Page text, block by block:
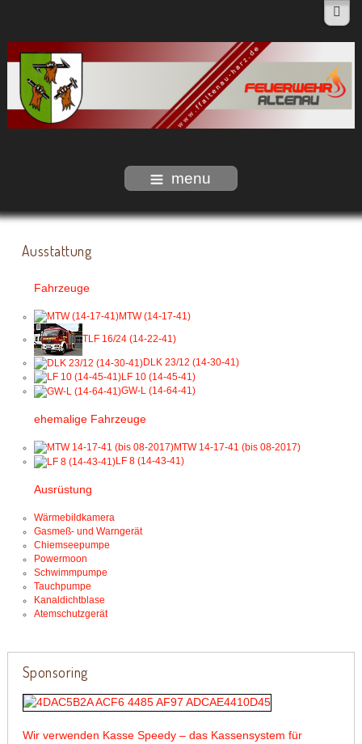
menu
Ausstattung
Fahrzeuge
MTW (14-17-41)
TLF 16/24 (14-22-41)
DLK 23/12 (14-30-41)
LF 10 (14-45-41)
GW-L (14-64-41)
ehemalige Fahrzeuge
MTW 14-17-41 (bis 08-2017)
LF 8 (14-43-41)
Ausrüstung
Wärmebildkamera
Gasmeß- und Warngerät
Chiemseepumpe
Powermoon
Schwimmpumpe
Tauchpumpe
Kanaldichtblase
Atemschutzgerät
Sponsoring
Wir verwenden Kasse Speedy – das Kassensystem für